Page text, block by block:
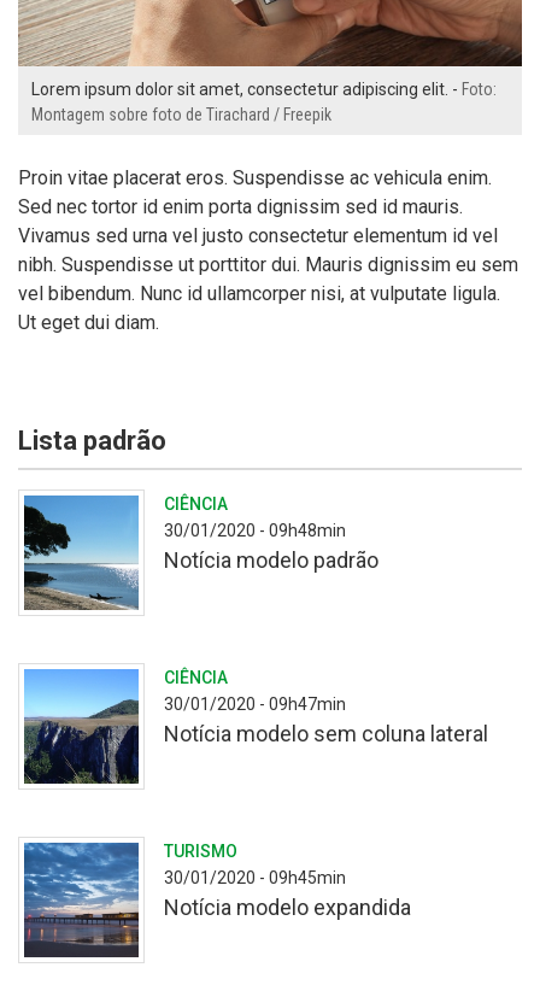
Lorem ipsum dolor sit amet, consectetur adipiscing elit. - Foto:
Montagem sobre foto de Tirachard / Freepik
Proin vitae placerat eros. Suspendisse ac vehicula enim.
Sed nec tortor id enim porta dignissim sed id mauris.
Vivamus sed urna vel justo consectetur elementum id vel
nibh. Suspendisse ut porttitor dui. Mauris dignissim eu sem
vel bibendum. Nunc id ullamcorper nisi, at vulputate ligula.
Ut eget dui diam.
Lista padrão
Praia
de
de
água
doce
São
Lourenço
do
Sul,
Rio
CIÊNCIA
30/01/2020 - 09h48min
Notícia modelo padrão
Imagem
do
Cânion
Monte
Negro,
CIÊNCIA
30/01/2020 - 09h47min
Notícia modelo sem coluna lateral
TURISMO
30/01/2020 - 09h45min
Notícia modelo expandida